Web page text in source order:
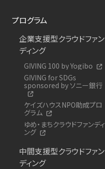
プログラム
企業支援型クラウドファン
ディング
GIVING 100 by Yogibo
GIVING for SDGs
sponsored by ソニー銀行
ケイズハウスNPO助成プロ
グラム
ゆめ・まちクラウドファンディ
ング
中間支援型クラウドファン
ディング